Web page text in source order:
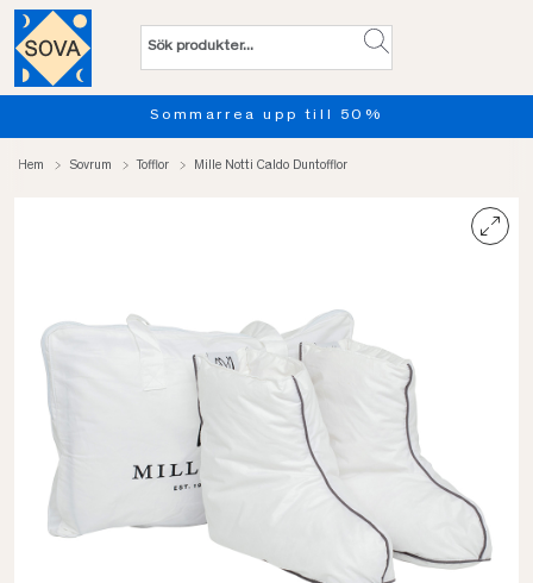
Sommarrea upp till 50%
Hem Sovrum Tofflor Mille Notti Caldo Duntofflor